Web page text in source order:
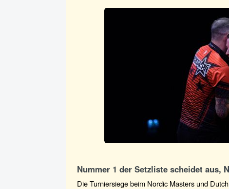
Nummer 1 der Setzliste scheidet aus,
Die Turniersiege beim Nordic Masters und